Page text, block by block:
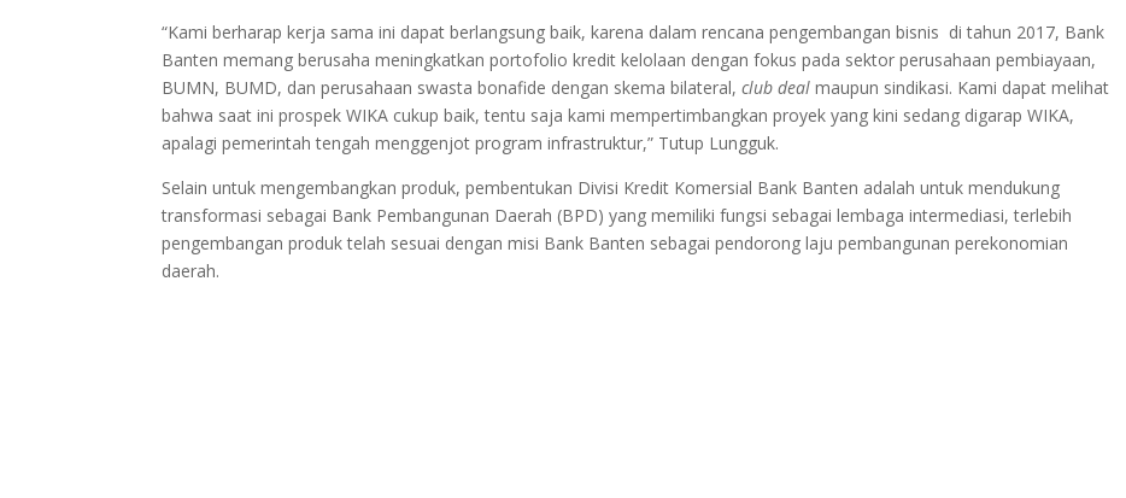
“Kami berharap kerja sama ini dapat berlangsung baik, karena dalam rencana pengembangan bisnis di tahun 2017, Bank
Banten memang berusaha meningkatkan portofolio kredit kelolaan dengan fokus pada sektor perusahaan pembiayaan,
BUMN, BUMD, dan perusahaan swasta bonafide dengan skema bilateral,club dealmaupun sindikasi. Kami dapat melihat
bahwa saat ini prospek WIKA cukup baik, tentu saja kami mempertimbangkan proyek yang kini sedang digarap WIKA,
apalagi pemerintah tengah menggenjot program infrastruktur,” Tutup Lungguk.
Selain untuk mengembangkan produk, pembentukan Divisi Kredit Komersial Bank Banten adalah untuk mendukung
transformasi sebagai Bank Pembangunan Daerah (BPD) yang memiliki fungsi sebagai lembaga intermediasi, terlebih
pengembangan produk telah sesuai dengan misi Bank Banten sebagai pendorong laju pembangunan perekonomian
daerah.